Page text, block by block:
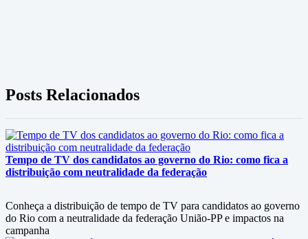
Posts Relacionados
Tempo de TV dos candidatos ao governo do Rio: como fica a
distribuição com neutralidade da federação
Conheça a distribuição de tempo de TV para candidatos ao governo
do Rio com a neutralidade da federação União-PP e impactos na
campanha